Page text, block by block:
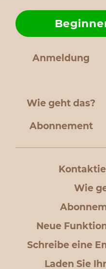
Anmeldung
Wie geht das?
Abonnement
Wie
Neue
Schreibe eine
Laden Sie